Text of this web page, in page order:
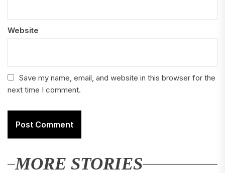
Website
Save my name, email, and website in this browser for the
next time I comment.
MORE STORIES